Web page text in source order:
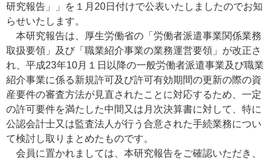
研究報告」」を１月20日付けで公表いたしましたのでお知
らせいたします。
本研究報告は、厚生労働省の「労働者派遣事業関係業務
取扱要領」及び「職業紹介事業の業務運営要領」が改正さ
れ、平成23年10月１日以降の一般労働者派遣事業及び職業
紹介事業に係る新規許可及び許可有効期間の更新の際の資
産要件の審査方法が見直されたことに対応するため、一定
の許可要件を満たした中間又は月次決算書に対して、特に
公認会計士又は監査法人が行う合意された手続業務につい
て検討し取りまとめたものです。
会員に置かれましては、本研究報告をご確認いただき、